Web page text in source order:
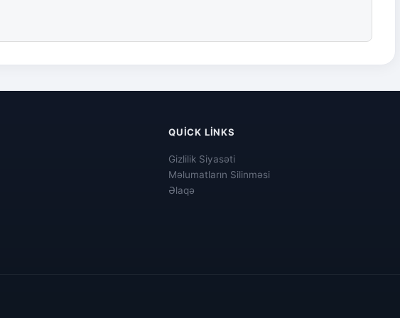
QUICK LINKS
Gizlilik Siyasəti
Məlumatların Silinməsi
Əlaqə